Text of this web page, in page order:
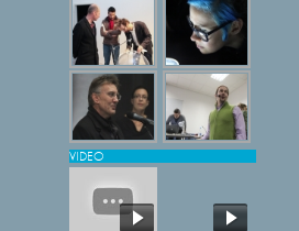
VIDEO